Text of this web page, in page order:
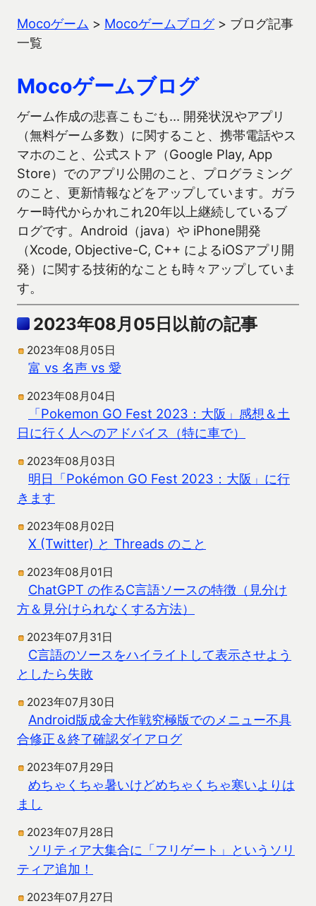
Mocoゲーム > Mocoゲームブログ> ブログ記事
一覧
Mocoゲームブログ
ゲーム作成の悲喜こもごも… 開発状況やアプリ
（無料ゲーム多数）に関すること、携帯電話やス
マホのこと、公式ストア（Google Play, App
Store）でのアプリ公開のこと、プログラミング
のこと、更新情報などをアップしています。ガラ
ケー時代からかれこれ20年以上継続しているブ
ログです。Android（java）や iPhone開発
（Xcode, Objective-C, C++ によるiOSアプリ開
発）に関する技術的なことも時々アップしていま
す。
2023年08月05日以前の記事
2023年08月05日
富 vs 名声 vs 愛
2023年08月04日
「Pokemon GO Fest 2023：大阪」感想＆土
日に行く人へのアドバイス（特に車で）
2023年08月03日
明日「Pokémon GO Fest 2023：大阪」に行
きます
2023年08月02日
X (Twitter) と Threads のこと
2023年08月01日
ChatGPT の作るC言語ソースの特徴（見分け
方＆見分けられなくする方法）
2023年07月31日
C言語のソースをハイライトして表示させよう
としたら失敗
2023年07月30日
Android版成金大作戦究極版でのメニュー不具
合修正＆終了確認ダイアログ
2023年07月29日
めちゃくちゃ暑いけどめちゃくちゃ寒いよりは
まし
2023年07月28日
ソリティア大集合に「フリゲート」というソリ
ティア追加！
2023年07月27日